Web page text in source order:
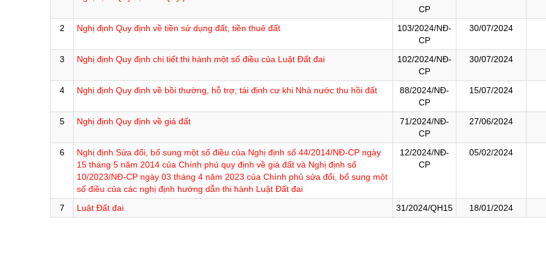
Di tích
Các dân tộc
Khoa học, công nghệ, đổi mới sáng tạo và chuyển đổi số
Giới thiệu Luật đất đai năm 2024
Cuộc thi trắc nghiệm trực tuyến “Tìm hiểu về học tập và làm theo tư tưởng, đạo đức,
Tinh gọn tổ chức bộ máy của Hệ thống chính trị
Kỷ niệm 100 năm Ngày Báo chí cách mạng Việt Nam (21/6/1925 - 21/6/2025)
Kỷ niệm 80 năm Ngày Tổng tuyển cử đầu tiên bầu Quốc hội Việt Nam
Nghị quyết Đại hội Đảng các cấp
Cải cách hành chính
Học tập và làm theo tư tưởng, đạo đức, phong cách Hồ Chí Minh
chương trình hành động của người ứng cử đại biểu hội đồng nhân dân tỉnh lai châu
Điểm đến-Du kháchĐiểm đến - Du kháchLai Châu đất và người
Ẩm thực Văn hóa ẩm thực
CP
2 Nghị định Quy định về tiền sử dụng đất, tiền thuê đất
103/2024/NĐ-
CP
30/07/2024
3 Nghị định Quy định chi tiết thi hành một số điều của Luật Đất đai
102/2024/NĐ-
CP
30/07/2024
4 Nghị định Quy định về bồi thường, hỗ trợ, tái định cư khi Nhà nước thu hồi đất
88/2024/NĐ-
CP
15/07/2024
5 Nghị định Quy định về giá đất
71/2024/NĐ-
CP
27/06/2024
6
Nghị định Sửa đổi, bổ sung một số điều của Nghị định số 44/2014/NĐ-CP ngày
15 tháng 5 năm 2014 của Chính phủ quy định về giá đất và Nghị định số
10/2023/NĐ-CP ngày 03 tháng 4 năm 2023 của Chính phủ sửa đổi, bổ sung một
số điều của các nghị định hướng dẫn thi hành Luật Đất đai
12/2024/NĐ-
CP
05/02/2024
7 Luật Đất đai 31/2024/QH15 18/01/2024